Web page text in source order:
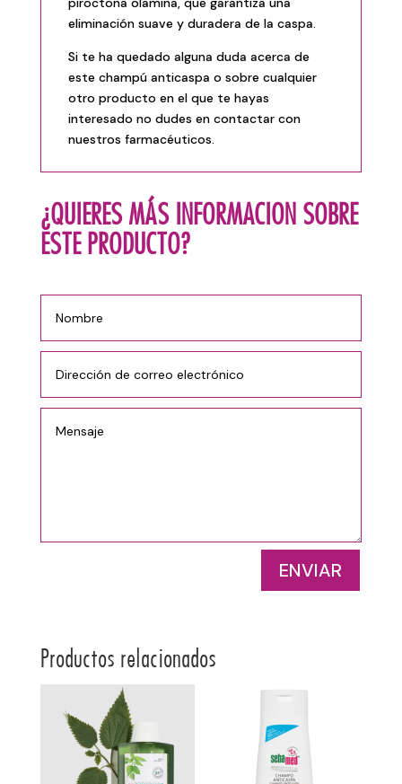
eliminación suave y duradera de la caspa.
Si te ha quedado alguna duda acerca de
este champú anticaspa o sobre cualquier
otro producto en el que te hayas
interesado no dudes en contactarcon
nuestros farmacéuticos.
¿QUIERES MÁS INFORMACION SOBRE
ESTE PRODUCTO?
ENVIAR
Productos relacionados